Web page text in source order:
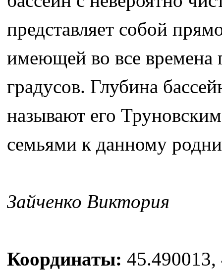
представляет собой
имеющей во все времена
градусов. Глубина
называют его
семьями к данному
Зайченко Виктория
Координаты: 45.490013,